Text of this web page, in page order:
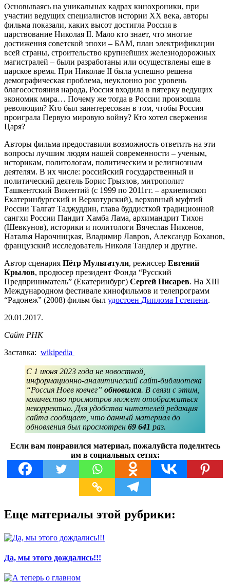
Основываясь на уникальных кадрах кинохроники, при
участии ведущих специалистов истории ХХ века, авторы
фильма показали, каких высот достигла Россия в
царствование Николая II. Мало кто знает, что многие
достижения советской эпохи – БАМ, план электрификации
всей страны, строительство крупнейших железнодорожных
магистралей – были разработаны или осуществлены еще в
царское время. При Николае II была успешно решена
демографическая проблема, неуклонно рос уровень
благосостояния народа, Россия входила в пятерку ведущих
экономик мира… Почему же тогда в России произошла
революция? Кто был заинтересован в том, чтобы Россия
проиграла Первую мировую войну? Кто хотел свержения
Царя?
Авторы фильма предоставили возможность ответить на эти
вопросы лучшим людям нашей современности – ученым,
историкам, политологам, политическим и религиозным
деятелям. В их числе: российский государственный и
политический деятель Борис Грызлов, митрополит
Ташкентский Викентий (с 1999 по 2011гг. – архиепископ
Екатеринбургский и Верхотурский), верховный муфтий
России Талгат Таджуддин, глава буддисткой традиционной
сангхи России Пандит Хамба Лама, архимандрит Тихон
(Шевкунов), историки и политологи Вячеслав Никонов,
Наталья Нарочницкая, Владимир Лавров, Александр Боханов,
французский исследователь Николя Тандлер и другие.
Автор сценария Пётр Мультатули, режиссер Евгений
Крылов, продюсер президент Фонда “Русский
Предприниматель” (Екатеринбург) Сергей Писарев. На XIII
Международном фестивале кинофильмов и телепрограмм
“Радонеж” (2008) фильм был удостоен Диплома I степени.
20.01.2017.
Сайт РНК
Заставка: wikipedia
С 1 июня 2023 года не новостной,
информационно-аналитический сайт-библиотека
“Россия Ноев ковчег” обновился. В связи с этим,
количество просмотров может отображаться
некорректно. Для удобства читателей редакция
сайта сообщает, что данный материал до
обновления был просмотрен 69 641 раз.
Если вам понравился материал, пожалуйста поделитесь
им в социальных сетях:
Еще материалы этой рубрики:
Да, мы этого дождались!!!